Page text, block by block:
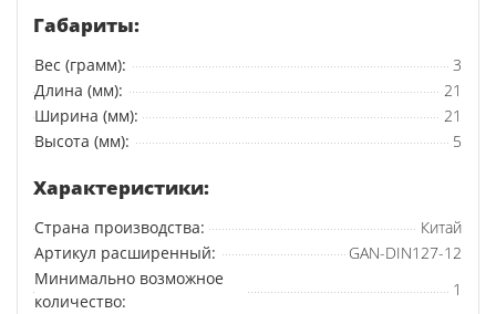
Габариты:
Вес (грамм):
3
Длина (мм):
21
Ширина (мм):
21
Высота (мм):
5
Характеристики:
Страна производства:
Китай
Артикул расширенный:
GAN-DIN127-12
Минимально возможное
количество:
1